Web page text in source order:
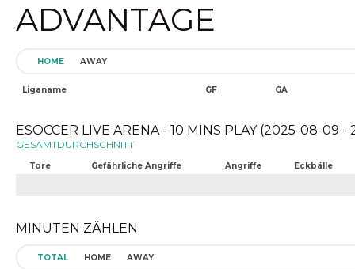
ADVANTAGE
HOME AWAY
Liganame GF GA
ESOCCER LIVE ARENA - 10 MINS PLAY (2025-08-09
GESAMTDURCHSCHNITT
Tore Gefährliche Angriffe Angriffe Eckbälle
MINUTEN ZÄHLEN
TOTAL HOME AWAY